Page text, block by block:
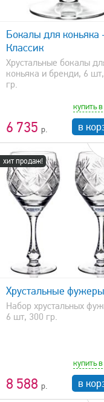
Бокалы для коньяка
Классик
Хрустальные бокалы
коньяка и бренди, 6
гр.
6 735
купить
в
быстрый просмотр
хит продаж!
Хрустальные фужеры
Набор хрустальных
6 шт, 300 гр.
8 588
купить
в
быстрый просмотр